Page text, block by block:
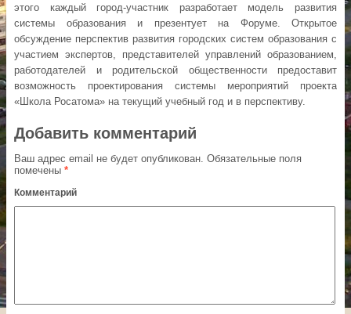
этого каждый город-участник разработает модель развития
системы образования и презентует на Форуме. Открытое
обсуждение перспектив развития городских систем образования с
участием экспертов, представителей управлений образованием,
работодателей и родительской общественности предоставит
возможность проектирования системы мероприятий проекта
«Школа Росатома» на текущий учебный год и в перспективу.
Добавить комментарий
Ваш адрес email не будет опубликован. Обязательные поля
помечены *
Комментарий